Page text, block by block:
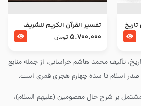
تألیف محمد هاشم خراسانی، از جمله منابع
صدر اسلام تا سده چهارم هجری قمری است.
بر شرح حال معصومین (علیهم السلام)،
محمد
تفسير القرآن الكريم للشريف
المرتضي قدس سرّه
5.700.000 تومان